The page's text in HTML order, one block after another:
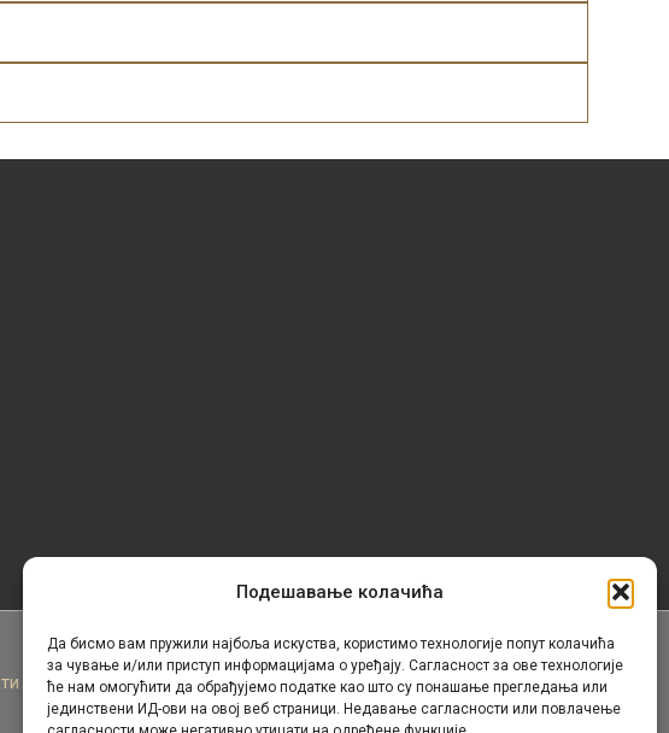
Подешавање колачића
Да бисмо вам пружили најбоља искуства, користимо технологије попут колачића
за чување и/или приступ информацијама о уређају. Сагласност за ове технологије
ће нам омогућити да обрађујемо податке као што су понашање прегледања или
јединствени ИД-ови на овој веб страници. Недавање сагласности или повлачење
Архива Контакт